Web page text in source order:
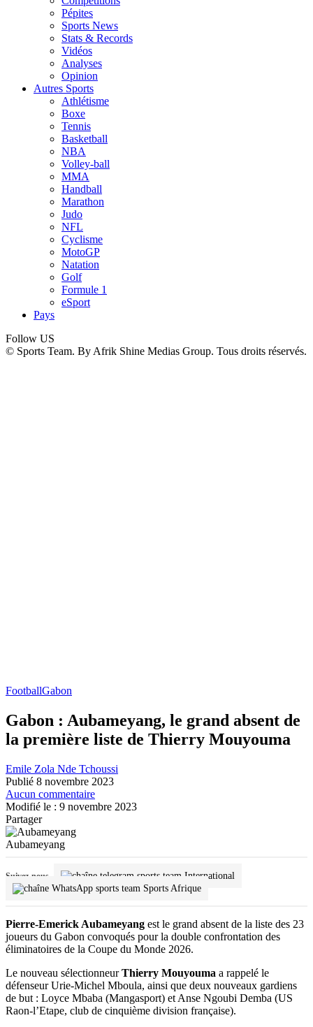
Pépites
Sports News
Stats & Records
Vidéos
Analyses
Opinion
Autres Sports
Athlétisme
Boxe
Tennis
Basketball
NBA
Volley-ball
MMA
Handball
Marathon
Judo
NFL
Cyclisme
MotoGP
Natation
Golf
Formule 1
eSport
Pays
Follow US
© Sports Team. By Afrik Shine Medias Group. Tous droits réservés.
FootballGabon
Gabon : Aubameyang, le grand absent de
la première liste de Thierry Mouyouma
Emile Zola Nde Tchoussi
Publié 8 novembre 2023
Aucun commentaire
Modifié le : 9 novembre 2023
Partager
Aubameyang
Suivez-nous
International
Sports Afrique
Pierre-Emerick Aubameyang est le grand absent de la liste des 23
joueurs du Gabon convoqués pour la double confrontation des
éliminatoires de la Coupe du Monde 2026.
Le nouveau sélectionneurThierry Mouyouma a rappelé le
défenseur Urie-Michel Mboula, ainsi que deux nouveaux gardiens
de but : Loyce Mbaba (Mangasport) et Anse Ngoubi Demba (US
Raon-l’Etape, club de cinquième division française).